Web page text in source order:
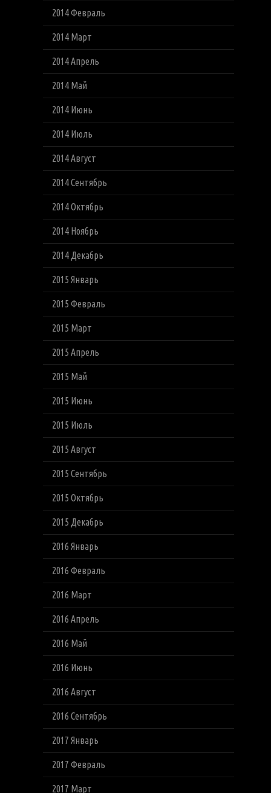
2014 Февраль
2014 Март
2014 Апрель
2014 Май
2014 Июнь
2014 Июль
2014 Август
2014 Сентябрь
2014 Октябрь
2014 Ноябрь
2014 Декабрь
2015 Январь
2015 Февраль
2015 Март
2015 Апрель
2015 Май
2015 Июнь
2015 Июль
2015 Август
2015 Сентябрь
2015 Октябрь
2015 Декабрь
2016 Январь
2016 Февраль
2016 Март
2016 Апрель
2016 Май
2016 Июнь
2016 Август
2016 Сентябрь
2017 Январь
2017 Февраль
2017 Март